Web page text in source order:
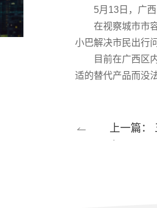
5月13日，广西
在视察城市市容
小巴解决市民出行
目前在广西区内
适的替代产品而没
上一篇：